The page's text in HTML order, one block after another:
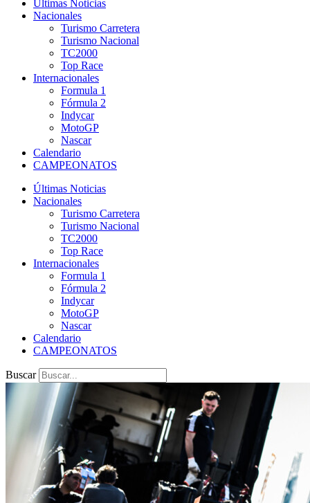
Últimas Noticias
Nacionales
Turismo Carretera
Turismo Nacional
TC2000
Top Race
Internacionales
Formula 1
Fórmula 2
Indycar
MotoGP
Nascar
Calendario
CAMPEONATOS
Últimas Noticias
Nacionales
Turismo Carretera
Turismo Nacional
TC2000
Top Race
Internacionales
Formula 1
Fórmula 2
Indycar
MotoGP
Nascar
Calendario
CAMPEONATOS
Buscar